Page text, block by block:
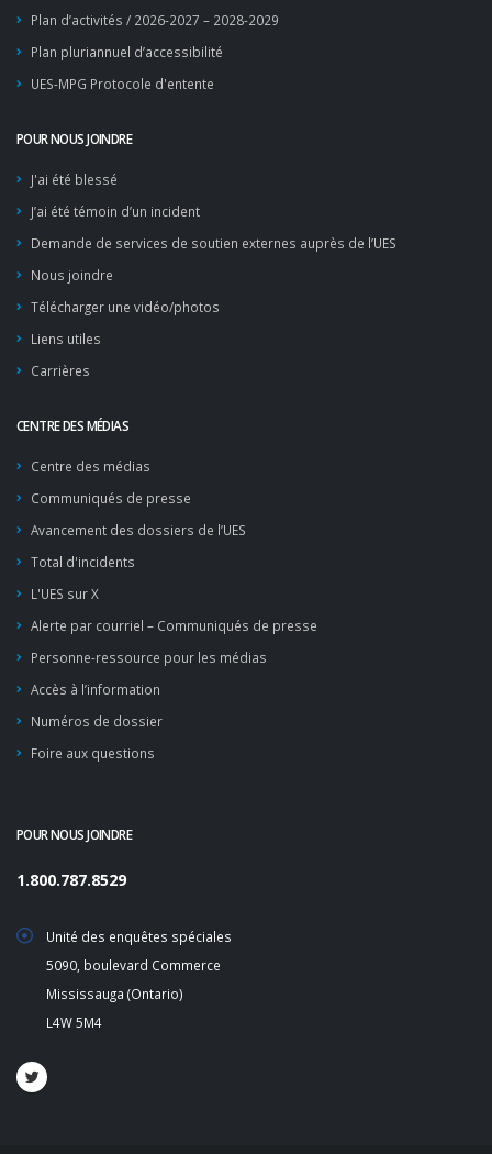
Plan d’activités / 2026-2027 – 2028-2029
Plan pluriannuel d’accessibilité
UES-MPG Protocole d'entente
POUR NOUS JOINDRE
J'ai été blessé
J’ai été témoin d’un incident
Demande de services de soutien externes auprès de l’UES
Nous joindre
Télécharger une vidéo/photos
Liens utiles
Carrières
CENTRE DES MÉDIAS
Centre des médias
Communiqués de presse
Avancement des dossiers de l’UES
Total d'incidents
L'UES sur X
Alerte par courriel – Communiqués de presse
Personne-ressource pour les médias
Accès à l’information
Numéros de dossier
Foire aux questions
POUR NOUS JOINDRE
1.800.787.8529
Unité des enquêtes spéciales
5090, boulevard Commerce
Mississauga (Ontario)
L4W 5M4